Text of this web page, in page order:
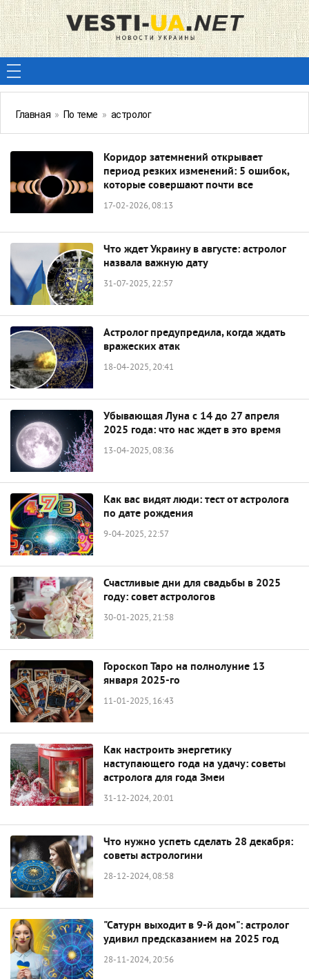
Главная » По теме » астролог
Коридор затемнений открывает
период резких изменений: 5 ошибок,
которые совершают почти все
17-02-2026, 08:13
Что ждет Украину в августе: астролог
назвала важную дату
31-07-2025, 22:57
Астролог предупредила, когда ждать
вражеских атак
18-04-2025, 20:41
Убывающая Луна с 14 до 27 апреля
2025 года: что нас ждет в это время
13-04-2025, 08:36
Как вас видят люди: тест от астролога
по дате рождения
9-04-2025, 22:57
Счастливые дни для свадьбы в 2025
году: совет астрологов
30-01-2025, 21:58
Гороскоп Таро на полнолуние 13
января 2025-го
11-01-2025, 16:43
Как настроить энергетику
наступающего года на удачу: советы
астролога для года Змеи
31-12-2024, 20:01
Что нужно успеть сделать 28 декабря:
советы астрологини
28-12-2024, 08:58
"Сатурн выходит в 9-й дом": астролог
удивил предсказанием на 2025 год
28-11-2024, 20:56